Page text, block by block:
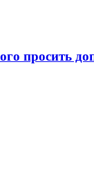
просить